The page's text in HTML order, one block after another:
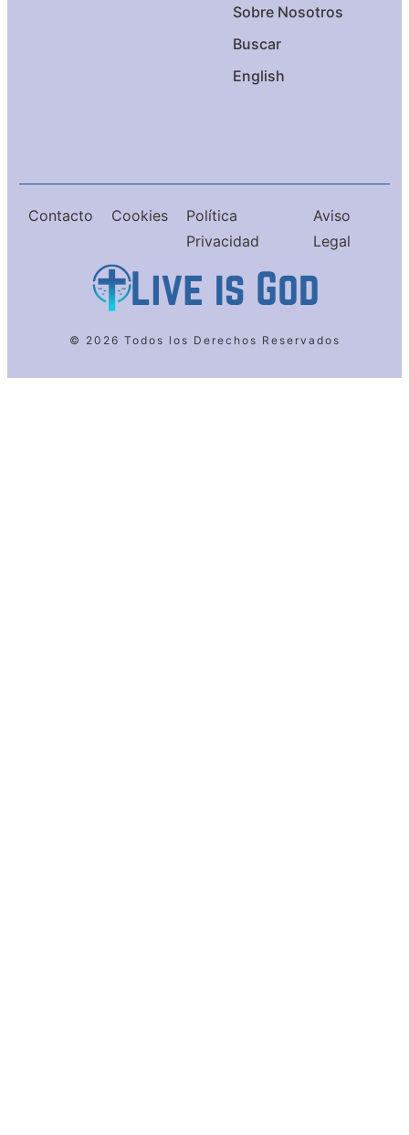
Sobre Nosotros
Buscar
English
© 2026 Todos los Derechos Reservados
Contacto Cookies
Política
Privacidad
Aviso
Legal